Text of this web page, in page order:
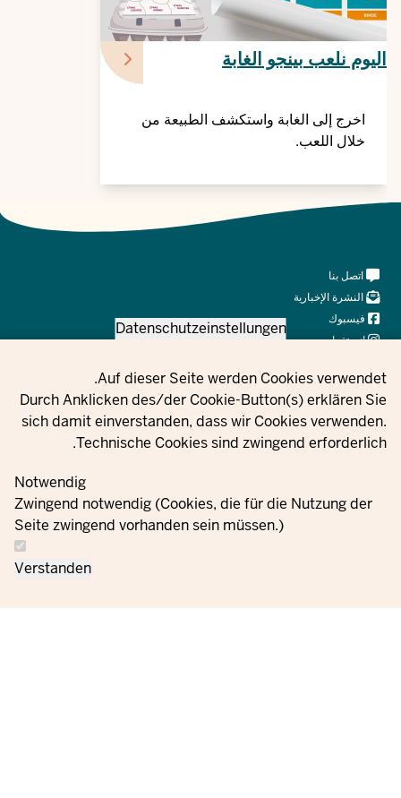
Privacy settings
Datenschutzeinstellungen
Auf dieser Seite werden Cookies verwendet.
Durch Anklicken des/der Cookie-Button(s) erklären Sie
sich damit einverstanden, dass wir Cookies verwenden.
Technische Cookies sind zwingend erforderlich.
Notwendig
Zwingend notwendig (Cookies, die für die Nutzung der
Seite zwingend vorhanden sein müssen.)
Verstanden
اليوم نلعب بينجو الغابة
اخرج إلى الغابة واستكشف الطبيعة من
خلال اللعب.
إعدادات ملفات تعريف
الارتباط
Meta
Navi
Social
اتصل بنا
النشرة الإخبارية
فيسبوك
انستقرام
يوتيوب
© 2021 - 2026 Ministerium für Kinder, Jugend, Familie,